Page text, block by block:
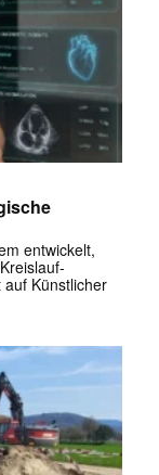
entwickelt,
Künstlicher